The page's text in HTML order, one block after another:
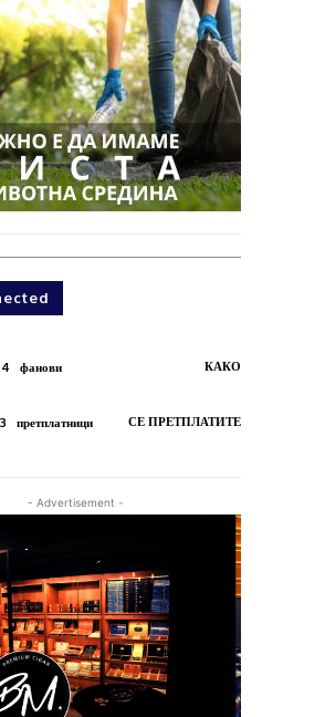
фанови КАКО
претплатници СЕ ПРЕТПЛАТИТЕ
- Advertisement -